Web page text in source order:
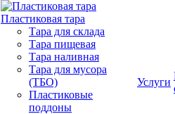
Пластиковая тара
Тара для склада
Тара пищевая
Тара наливная
Тара для мусора
(ТБО)
Пластиковые
поддоны
Услуги